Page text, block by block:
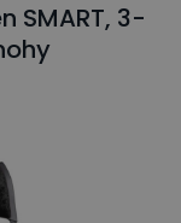
SMART, 3-